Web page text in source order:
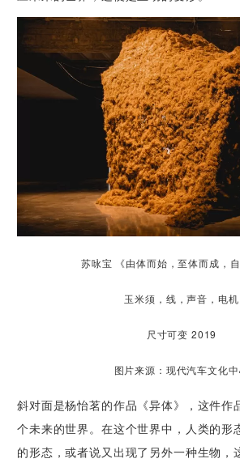
苏咏宝 《由体而始，至体而成，自
玉米须，线，声音，电机
尺寸可变 2019
图片来源：现代汽车文化
斜对面是杨怡茗的作品《异体》，这件作
个未来的世界。在这个世界中，人类的形
的形态，或者说又出现了另外一种生物，